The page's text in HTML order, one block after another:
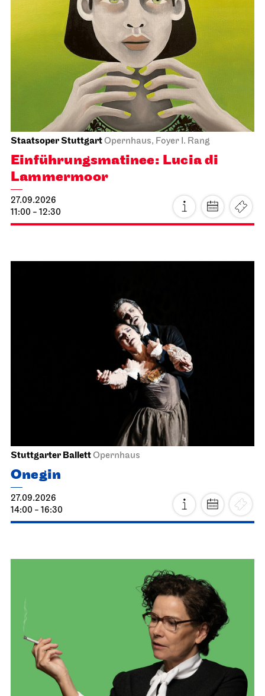
Staatsoper StuttgartOpernhaus, Foyer I. Rang
Einführungs­matinee: Lucia di
Lammermoor
27.09.2026
11:00 - 12:30
Stuttgarter BallettOpernhaus
Onegin
27.09.2026
14:00 - 16:30